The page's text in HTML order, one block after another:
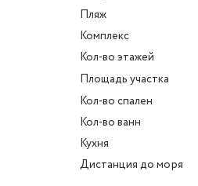
Пляж
Комплекс
Кол-во этажей
Площадь участка
Кол-во спален
Кол-во ванн
Кухня
Дистанция до моря